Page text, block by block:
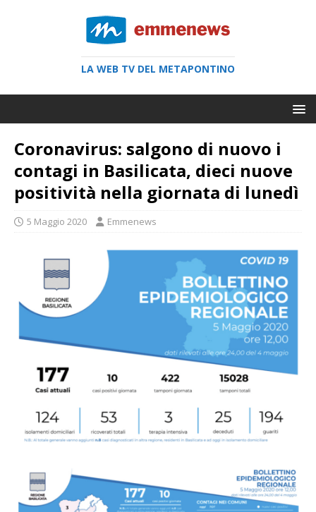
LA WEB TV DEL METAPONTINO
Coronavirus: salgono di nuovo i
contagi in Basilicata, dieci nuove
positività nella giornata di lunedì
5 Maggio 2020 Emmenews